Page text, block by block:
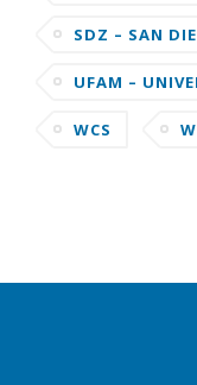
SDZ – SAN
UFAM –
WCS